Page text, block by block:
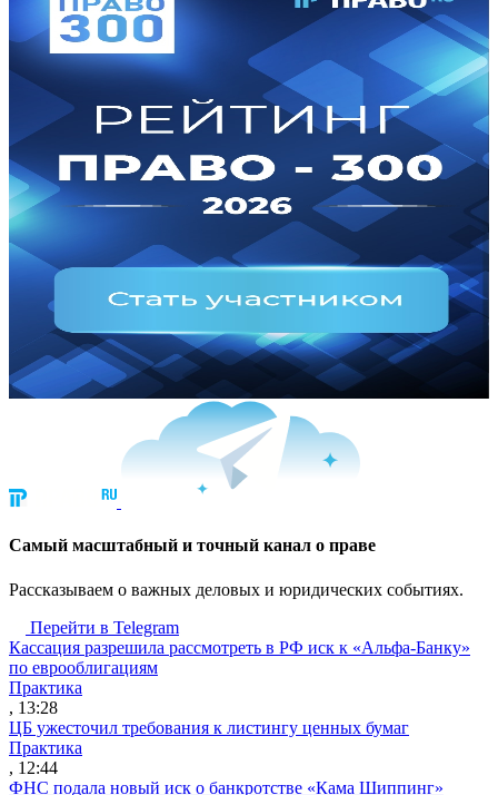
Cамый масштабный и точный канал о праве
Рассказываем о важных деловых и юридических событиях.
Перейти в Telegram
Кассация разрешила рассмотреть в РФ иск к «Альфа-Банку»
по еврооблигациям
Практика
, 13:28
ЦБ ужесточил требования к листингу ценных бумаг
Практика
, 12:44
ФНС подала новый иск о банкротстве «Кама Шиппинг»